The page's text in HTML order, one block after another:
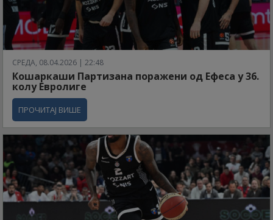
СРЕДА, 08.04.2026 | 22:48
Кошаркаши Партизана поражени од Ефеса у 36.
колу Евролиге
ПРОЧИТАЈ ВИШЕ